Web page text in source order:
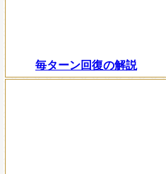
毎ターン回復の解説